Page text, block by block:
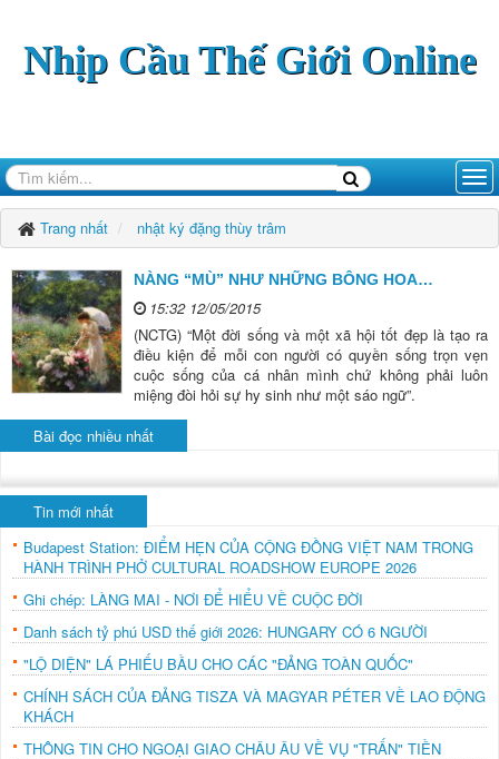
Nhịp Cầu Thế Giới Online
Trang nhất nhật ký đặng thùy trâm
NÀNG “MÙ” NHƯ NHỮNG BÔNG HOA…
15:32 12/05/2015
(NCTG) “Một đời sống và một xã hội tốt đẹp là tạo ra
điều kiện để mỗi con người có quyền sống trọn vẹn
cuộc sống của cá nhân mình chứ không phải luôn
miệng đòi hỏi sự hy sinh như một sáo ngữ”.
Bài đọc nhiều nhất
Tin mới nhất
Budapest Station: ĐIỂM HẸN CỦA CỘNG ĐỒNG VIỆT NAM TRONG
HÀNH TRÌNH PHỞ CULTURAL ROADSHOW EUROPE 2026
Ghi chép: LÀNG MAI - NƠI ĐỂ HIỂU VỀ CUỘC ĐỜI
Danh sách tỷ phú USD thế giới 2026: HUNGARY CÓ 6 NGƯỜI
"LỘ DIỆN" LÁ PHIẾU BẦU CHO CÁC "ĐẢNG TOÀN QUỐC"
CHÍNH SÁCH CỦA ĐẢNG TISZA VÀ MAGYAR PÉTER VỀ LAO ĐỘNG
KHÁCH
THÔNG TIN CHO NGOẠI GIAO CHÂU ÂU VỀ VỤ "TRẤN" TIỀN